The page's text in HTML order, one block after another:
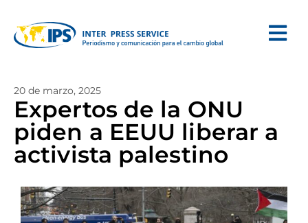
20 de marzo, 2025
Expertos de la ONU
piden a EEUU liberar a
activista palestino